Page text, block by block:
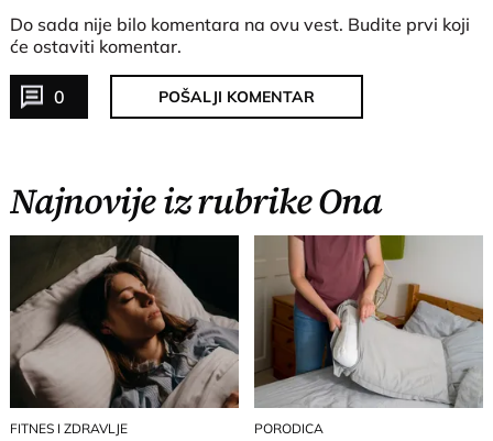
Do sada nije bilo komentara na ovu vest. Budite prvi koji
će ostaviti komentar.
0 POŠALJI KOMENTAR
Najnovije iz rubrike Ona
FITNES I ZDRAVLJE PORODICA